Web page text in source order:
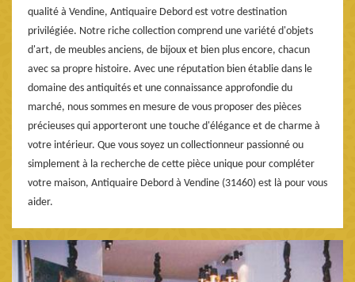
qualité à Vendine, Antiquaire Debord est votre destination
privilégiée. Notre riche collection comprend une variété d'objets
d'art, de meubles anciens, de bijoux et bien plus encore, chacun
avec sa propre histoire. Avec une réputation bien établie dans le
domaine des antiquités et une connaissance approfondie du
marché, nous sommes en mesure de vous proposer des pièces
précieuses qui apporteront une touche d'élégance et de charme à
votre intérieur. Que vous soyez un collectionneur passionné ou
simplement à la recherche de cette pièce unique pour compléter
votre maison, Antiquaire Debord à Vendine (31460) est là pour vous
aider.